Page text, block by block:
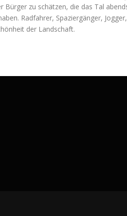
Bürger zu schätzen, die das Tal
Radfahrer, Spaziergänger,
der Landschaft.